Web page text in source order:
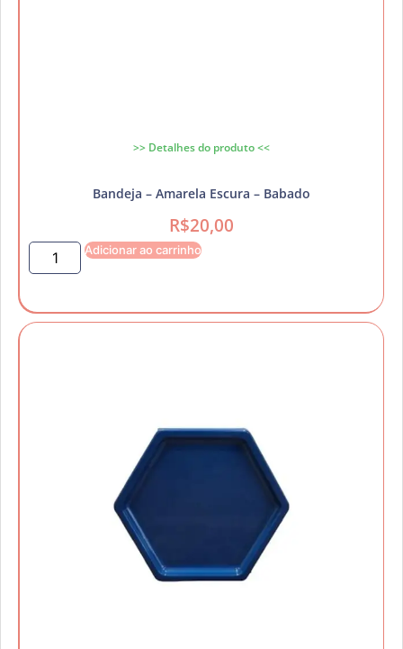
>> Detalhes do produto <<
Bandeja – Amarela Escura – Babado
R$20,00
Adicionar ao carrinho